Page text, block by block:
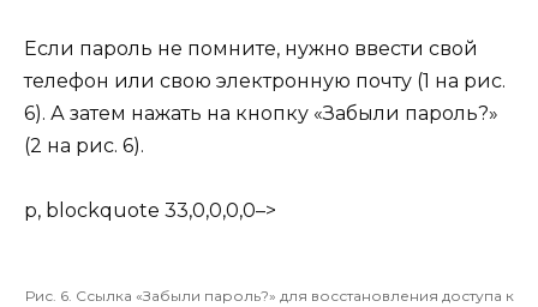
Если пароль не помните, нужно ввести свой
телефон или свою электронную почту (1 на рис.
6). А затем нажать на кнопку «Забыли пароль?»
(2 на рис. 6).
p, blockquote 33,0,0,0,0–>
Рис. 6. Ссылка «Забыли пароль?» для восстановления доступа к